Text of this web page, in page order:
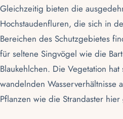
Gleichzeitig bieten die
Hochstaudenfluren, die sich in
Bereichen des Schutzgebietes
für seltene Singvögel wie die
Blaukehlchen. Die Vegetation
wandelnden Wasserverhältnisse
Pflanzen wie die Strandaster